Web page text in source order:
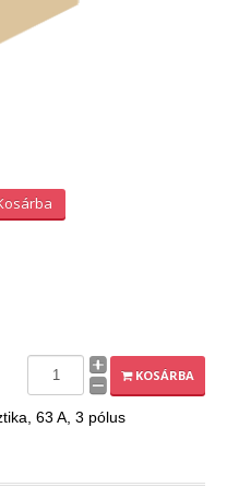
KOSÁRBA
63 A, 3 pólus